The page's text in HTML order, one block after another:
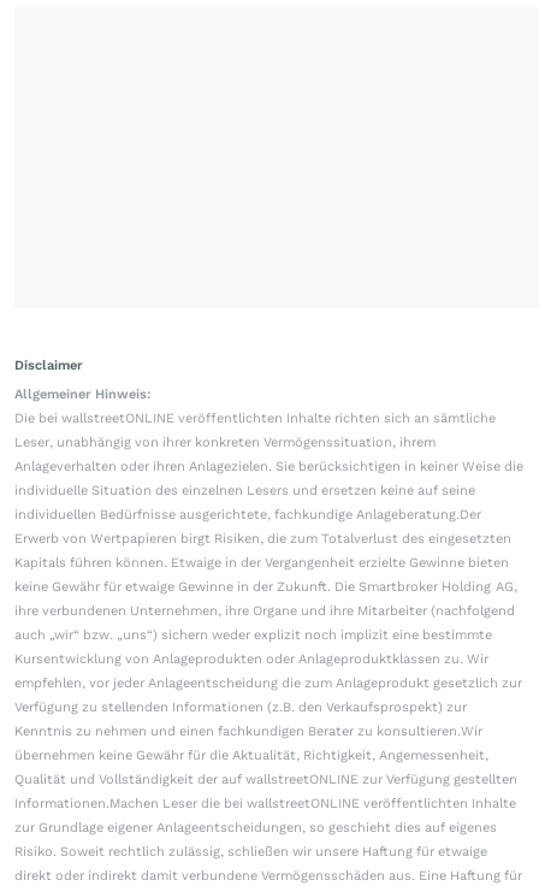
Disclaimer
Allgemeiner Hinweis:
Die bei wallstreetONLINE veröffentlichten Inhalte richten sich an sämtliche
Leser, unabhängig von ihrer konkreten Vermögenssituation, ihrem
Anlageverhalten oder ihren Anlagezielen. Sie berücksichtigen in keiner Weise die
individuelle Situation des einzelnen Lesers und ersetzen keine auf seine
individuellen Bedürfnisse ausgerichtete, fachkundige Anlageberatung.Der
Erwerb von Wertpapieren birgt Risiken, die zum Totalverlust des eingesetzten
Kapitals führen können. Etwaige in der Vergangenheit erzielte Gewinne bieten
keine Gewähr für etwaige Gewinne in der Zukunft. Die Smartbroker Holding AG,
ihre verbundenen Unternehmen, ihre Organe und ihre Mitarbeiter (nachfolgend
auch „wir“ bzw. „uns“) sichern weder explizit noch implizit eine bestimmte
Kursentwicklung von Anlageprodukten oder Anlageproduktklassen zu. Wir
empfehlen, vor jeder Anlageentscheidung die zum Anlageprodukt gesetzlich zur
Verfügung zu stellenden Informationen (z.B. den Verkaufsprospekt) zur
Kenntnis zu nehmen und einen fachkundigen Berater zu konsultieren.Wir
übernehmen keine Gewähr für die Aktualität, Richtigkeit, Angemessenheit,
Qualität und Vollständigkeit der auf wallstreetONLINE zur Verfügung gestellten
Informationen.Machen Leser die bei wallstreetONLINE veröffentlichten Inhalte
zur Grundlage eigener Anlageentscheidungen, so geschieht dies auf eigenes
Risiko. Soweit rechtlich zulässig, schließen wir unsere Haftung für etwaige
direkt oder indirekt damit verbundene Vermögensschäden aus. Eine Haftung für